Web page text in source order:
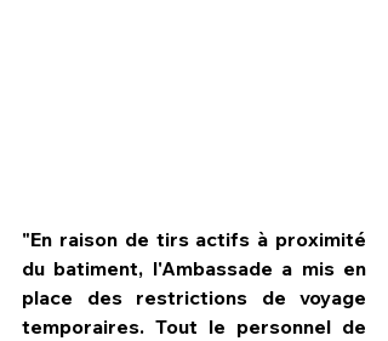
"En raison de tirs actifs à proximité
du batiment, l'Ambassade a mis en
place des restrictions de voyage
temporaires. Tout le personnel de